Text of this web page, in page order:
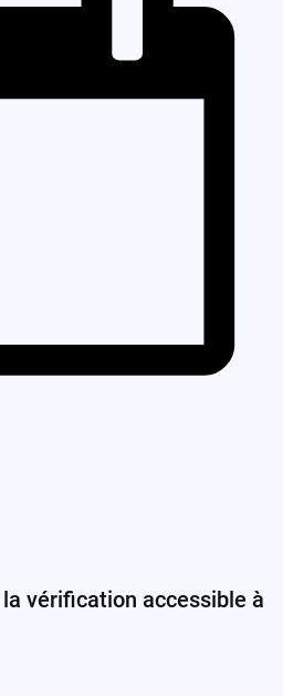
vérification accessible à